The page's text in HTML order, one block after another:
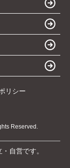
リシー
Reserved.
自営です。